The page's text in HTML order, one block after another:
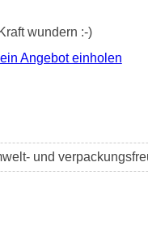
wundern :-)
Angebot einholen
und